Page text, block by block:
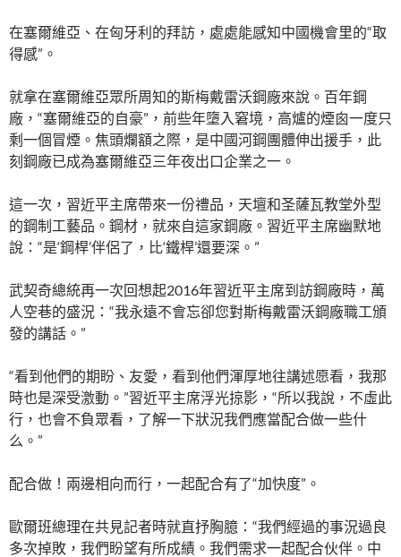
在塞爾維亞、在匈牙利的拜訪，處處能感知中國機會里的“取
得感”。
就拿在塞爾維亞眾所周知的斯梅戴雷沃鋼廠來說。百年鋼
廠，“塞爾維亞的自豪”，前些年墮入窘境，高爐的煙囪一度只
剩一個冒煙。焦頭爛額之際，是中國河鋼團體伸出援手，此
刻鋼廠已成為塞爾維亞三年夜出口企業之一。
這一次，習近平主席帶來一份禮品，天壇和圣薩瓦教堂外型
的鋼制工藝品。鋼材，就來自這家鋼廠。習近平主席幽默地
說：“是‘鋼桿’伴侶了，比‘鐵桿’還要深。”
武契奇總統再一次回想起2016年習近平主席到訪鋼廠時，萬
人空巷的盛況：“我永遠不會忘卻您對斯梅戴雷沃鋼廠職工頒
發的講話。”
“看到他們的期盼、友愛，看到他們渾厚地往講述愿看，我那
時也是深受激動。”習近平主席浮光掠影，“所以我說，不虛此
行，也會不負眾看，了解一下狀況我們應當配合做一些什
么。”
配合做！兩邊相向而行，一起配合有了“加快度”。
歐爾班總理在共見記者時就直抒胸臆：“我們經過的事況過良
多次掉敗，我們盼望有所成績。我們需求一起配合伙伴。中